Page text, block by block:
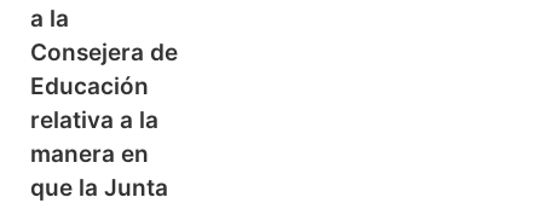
a la
Consejera de
Educación
relativa a la
manera en
que la Junta